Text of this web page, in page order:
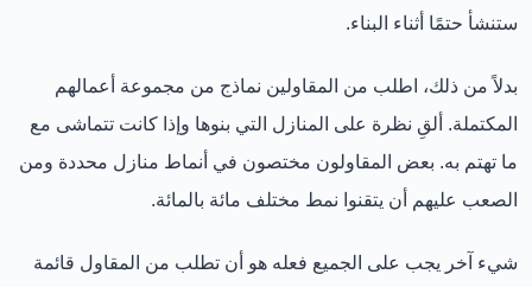
ستنشأ حتمًا أثناء البناء.
بدلاً من ذلك، اطلب من المقاولين نماذج من مجموعة أعمالهم
المكتملة. ألقِ نظرة على المنازل التي بنوها وإذا كانت تتماشى مع
ما تهتم به. بعض المقاولون مختصون في أنماط منازل محددة ومن
الصعب عليهم أن يتقنوا نمط مختلف مائة بالمائة.
شيء آخر يجب على الجميع فعله هو أن تطلب من المقاول قائمة